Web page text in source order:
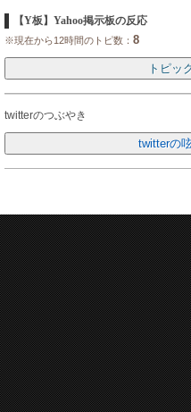
【Y板】Yahoo掲示板の反応
※現在から12時間のトピ数： 8
twitterのつぶやき